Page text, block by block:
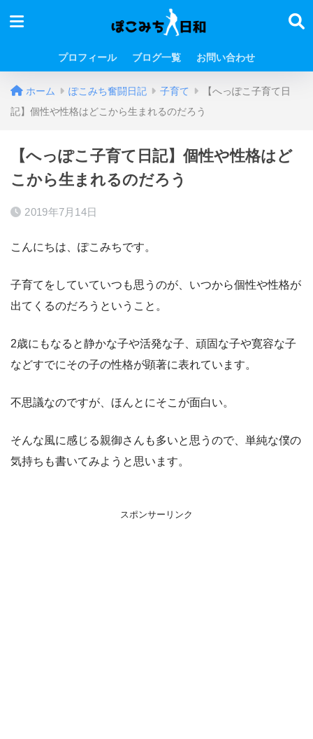
プロフィール ブログ一覧 お問い合わせ
ホーム ぽこみち奮闘日記 子育て
【へっぽこ子育て日
記】個性や性格はどこから生まれるのだろう
【へっぽこ子育て日記】個性や性格はど
こから生まれるのだろう
2019年7月14日
こんにちは、ぽこみちです。
子育てをしていていつも思うのが、いつから個性や性格が
出てくるのだろうということ。
2歳にもなると静かな子や活発な子、頑固な子や寛容な子
などすでにその子の性格が顕著に表れています。
不思議なのですが、ほんとにそこが面白い。
そんな風に感じる親御さんも多いと思うので、単純な僕の
気持ちも書いてみようと思います。
スポンサーリンク